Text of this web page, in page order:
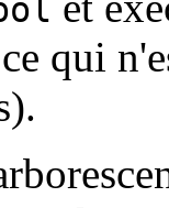
qui